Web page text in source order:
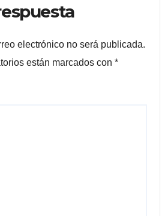
electrónico no será publicada.
están marcados con *